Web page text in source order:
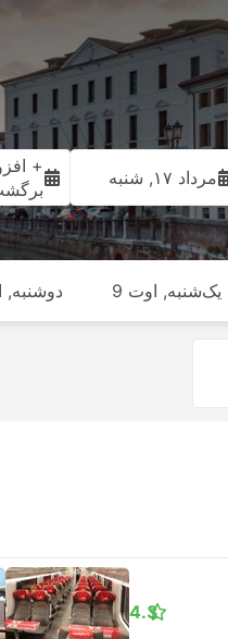
مرداد ۱۷, شنبه
+
یک‌شنبه, اوت 9 دوشنبه,
4.3